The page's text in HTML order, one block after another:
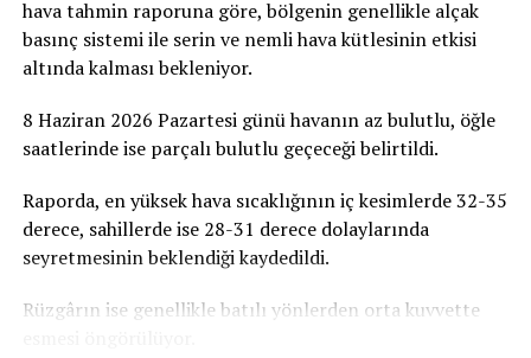
hava tahmin raporuna göre, bölgenin genellikle alçak
basınç sistemi ile serin ve nemli hava kütlesinin etkisi
altında kalması bekleniyor.
8 Haziran 2026 Pazartesi günü havanın az bulutlu, öğle
saatlerinde ise parçalı bulutlu geçeceği belirtildi.
Raporda, en yüksek hava sıcaklığının iç kesimlerde 32-35
derece, sahillerde ise 28-31 derece dolaylarında
seyretmesinin beklendiği kaydedildi.
Rüzgârın ise genellikle batılı yönlerden orta kuvvette